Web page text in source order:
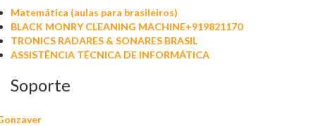
Matemática (aulas para brasileiros)
BLACK MONRY CLEANING MACHINE+919821170
TRONICS RADARES & SONARES BRASIL
ASSISTÊNCIA TÉCNICA DE INFORMÁTICA
Soporte